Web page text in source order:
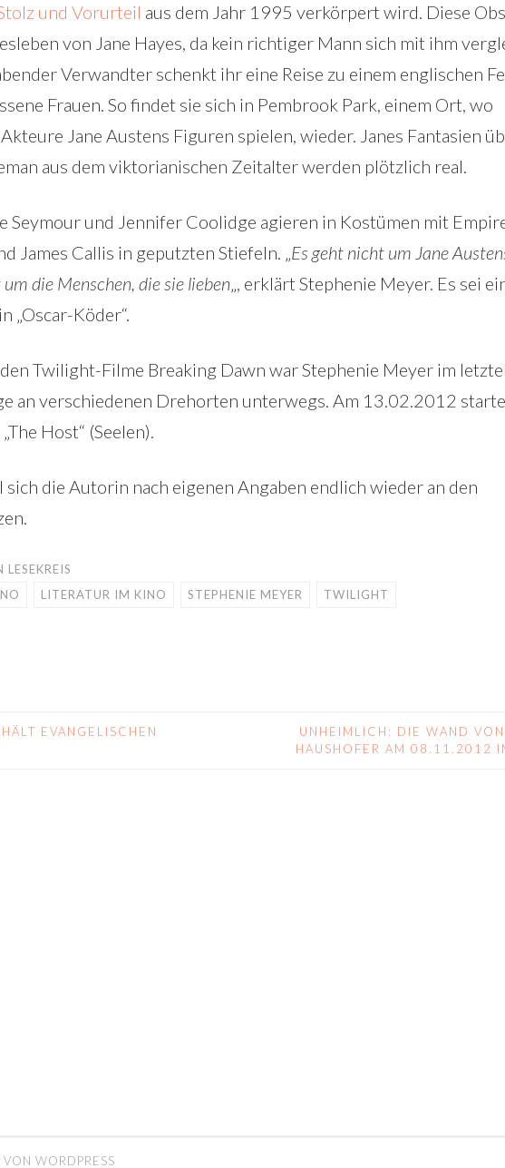
und Vorurteil aus dem Jahr 1995 verkörpert wird. Diese
von Jane Hayes, da kein richtiger Mann sich mit ihm
Verwandter schenkt ihr eine Reise zu einem englischen
Frauen. So findet sie sich in Pembrook Park, einem Ort, wo
Jane Austens Figuren spielen, wieder. Janes Fantasien
aus dem viktorianischen Zeitalter werden plötzlich real.
Seymour und Jennifer Coolidge agieren in Kostümen mit
James Callis in geputzten Stiefeln. „Es geht nicht um Jane
die Menschen, die sie lieben„, erklärt Stephenie Meyer. Es sei
„Oscar-Köder“.
Twilight-Filme Breaking Dawn war Stephenie Meyer im
an verschiedenen Drehorten unterwegs. Am 13.02.2012
Host“ (Seelen).
die Autorin nach eigenen Angaben endlich wieder an den
LESEKREIS
LITERATUR IM KINO STEPHENIE MEYER TWILIGHT
EVANGELISCHEN
UNHEIMLICH: DIE WAND VON
HAUSHOFER AM 08.11.2012
VON WORDPRESS